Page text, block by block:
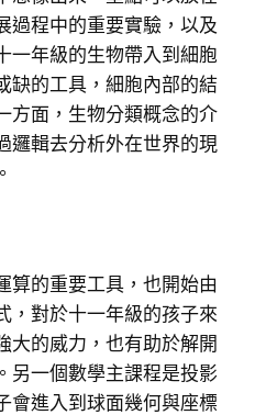
過程中的重要實驗，以及
一年級的生物帶入到細胞
缺的工具，細胞內部的結
方面，生物分類概念的介
邏輯去分析外在世界的現
算的重要工具，也開始由
，對於十一年級的孩子來
大的威力，也有助於解開
另一個數學主課程是投影
會進入到球面幾何與座標